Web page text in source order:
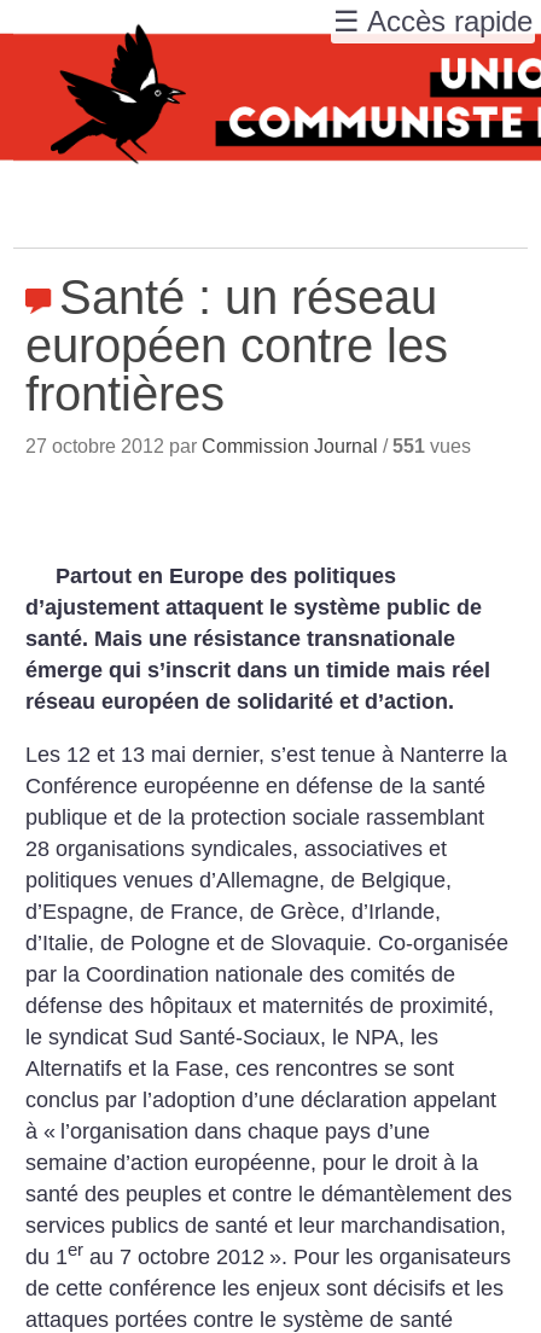
Santé : un réseau
européen contre les
frontières
27 octobre 2012 parCommission Journal /551 vues
Partout en Europe des politiques
d’ajustement attaquent le système public de
santé. Mais une résistance transnationale
émerge qui s’inscrit dans un timide mais réel
réseau européen de solidarité et d’action.
Les 12 et 13 mai dernier, s’est tenue à Nanterre la
Conférence européenne en défense de la santé
publique et de la protection sociale rassemblant
28 organisations syndicales, associatives et
politiques venues d’Allemagne, de Belgique,
d’Espagne, de France, de Grèce, d’Irlande,
d’Italie, de Pologne et de Slovaquie. Co-organisée
par la Coordination nationale des comités de
défense des hôpitaux et maternités de proximité,
le syndicat Sud Santé-Sociaux, le NPA, les
Alternatifs et la Fase, ces rencontres se sont
conclus par l’adoption d’une déclaration appelant
à « l’organisation dans chaque pays d’une
semaine d’action européenne, pour le droit à la
santé des peuples et contre le démantèlement des
services publics de santé et leur marchandisation,
du 1er au 7 octobre 2012 ». Pour les organisateurs
de cette conférence les enjeux sont décisifs et les
attaques portées contre le système de santé
☰ Accès rapide